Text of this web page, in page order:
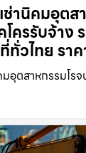
ช่านิคมอุตส
ครรับจ้าง
วไทย รา
อุตสาหกรรมโรจ